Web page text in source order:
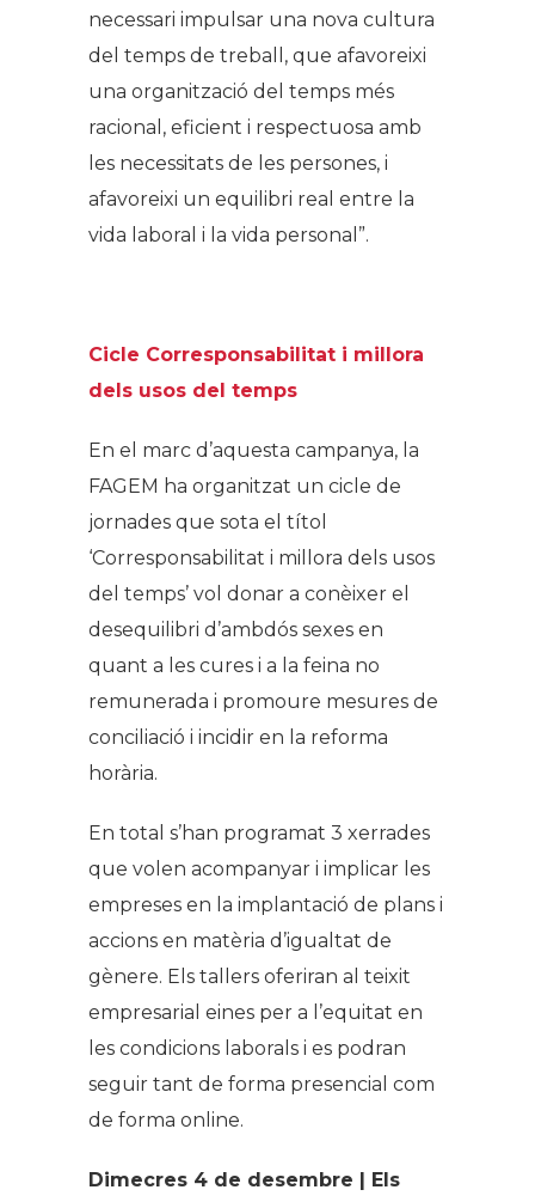
necessari impulsar una nova cultura
del temps de treball, que afavoreixi
una organització del temps més
racional, eficient i respectuosa amb
les necessitats de les persones, i
afavoreixi un equilibri real entre la
vida laboral i la vida personal”.
Cicle Corresponsabilitat i millora
dels usos del temps
En el marc d’aquesta campanya, la
FAGEM ha organitzat un cicle de
jornades que sota el títol
‘Corresponsabilitat i millora dels usos
del temps’ vol donar a conèixer el
desequilibri d’ambdós sexes en
quant a les cures i a la feina no
remunerada i promoure mesures de
conciliació i incidir en la reforma
horària.
En total s’han programat 3 xerrades
que volen acompanyar i implicar les
empreses en la implantació de plans i
accions en matèria d’igualtat de
gènere. Els tallers oferiran al teixit
empresarial eines per a l’equitat en
les condicions laborals i es podran
seguir tant de forma presencial com
de forma online.
Dimecres 4 de desembre | Els